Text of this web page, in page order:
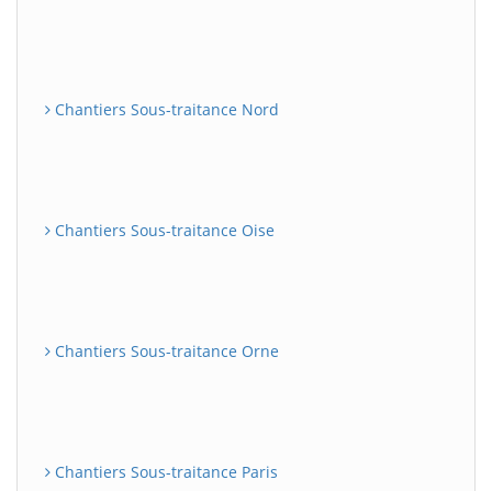
Chantiers Sous-traitance Nord
Chantiers Sous-traitance Oise
Chantiers Sous-traitance Orne
Chantiers Sous-traitance Paris